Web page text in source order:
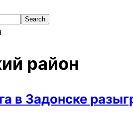
район
в Задонске